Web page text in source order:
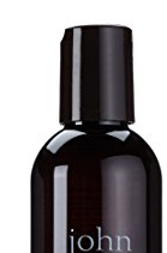
Impressum
Mein Konto
Warenkorb